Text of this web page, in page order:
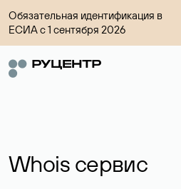
Обязательная идентификация в
ЕСИА с 1 сентября 2026
Whois сервис